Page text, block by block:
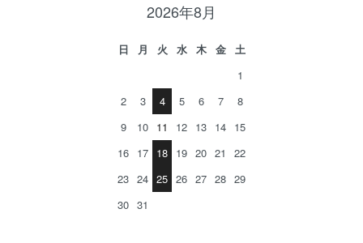
2026年8月
日 月 火 水 木 金
土
1
2
3 4 5 6 7
8
9
10 11 12 13 14 15
16 17 18 19 20 21
22
23 24 25 26 27 28 29
30 31